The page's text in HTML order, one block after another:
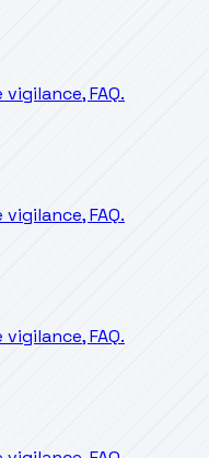
FAQ.
FAQ.
FAQ.